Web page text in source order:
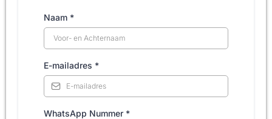
Naam *
E-mailadres *
WhatsApp Nummer *